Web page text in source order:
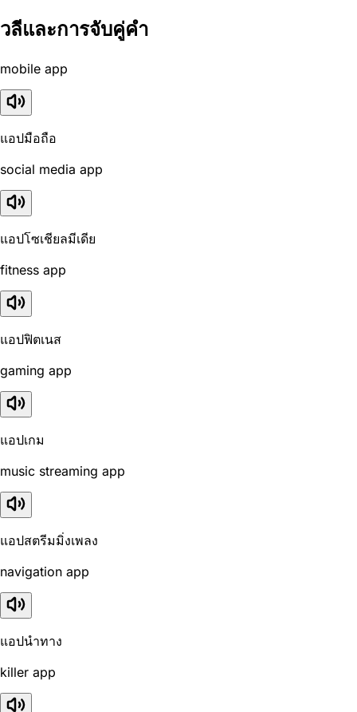
วลีและการจับคู่คำ
mobile app
แอปมือถือ
social media app
แอปโซเชียลมีเดีย
fitness app
แอปฟิตเนส
gaming app
แอปเกม
music streaming app
แอปสตรีมมิ่งเพลง
navigation app
แอปนำทาง
killer app